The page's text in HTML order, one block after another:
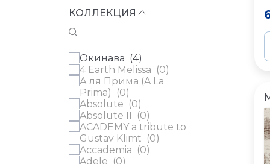
Grandeco ( 0 )
Parati&Parati (
Parato (0)
Rasch (0)
Rasch Textil (
Sirpi (0 )
WALL UP (
0)
Zambaiti ( 0)
Артекс (0 )
КОЛЛЕКЦИЯ
Окинава (4)
4 Earth Melissa (0)
А ля Прима (A La
Prima) (0)
Absolute (0)
Absolute II (0)
ACADEMY a tribute to
Gustav Klimt (0)
Accademia (0)
Adele (0)